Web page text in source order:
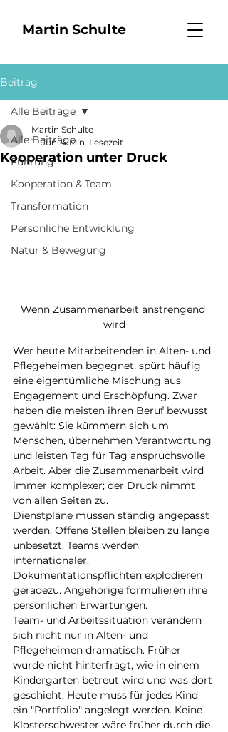
Martin Schulte
Beitrag
Alle Beiträge
Führung
Kooperation & Team
Transformation
Persönliche Entwicklung
Natur & Bewegung
Alle Beiträge
Kooperation unter Druck
Martin Schulte
11. Juni 4 Min. Lesezeit
Wenn Zusammenarbeit anstrengend
wird
Wer heute Mitarbeitenden in Alten- und
Pflegeheimen begegnet, spürt häufig
eine eigentümliche Mischung aus
Engagement und Erschöpfung. Zwar
haben die meisten ihren Beruf bewusst
gewählt: Sie kümmern sich um
Menschen, übernehmen Verantwortung
und leisten Tag für Tag anspruchsvolle
Arbeit. Aber die Zusammenarbeit wird
immer komplexer; der Druck nimmt
von allen Seiten zu.
Dienstpläne müssen ständig angepasst
werden. Offene Stellen bleiben zu lange
unbesetzt. Teams werden
internationaler.
Dokumentationspflichten explodieren
geradezu. Angehörige formulieren ihre
persönlichen Erwartungen.
Team- und Arbeitssituation verändern
sich nicht nur in Alten- und
Pflegeheimen dramatisch. Früher
wurde nicht hinterfragt, wie in einem
Kindergarten betreut wird und was dort
geschieht. Heute muss für jedes Kind
ein "Portfolio" angelegt werden. Keine
Klosterschwester wäre früher durch die